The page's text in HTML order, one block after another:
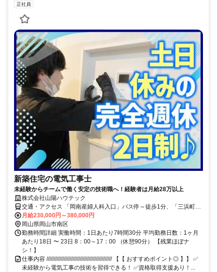
正社員
新築住宅の電気工事士
未経験からチームで働く安定の技術職へ！経験者は月給28万以上
株式会社山陽ハウテック
交通・アクセス 「岡南産婦人科入口」バス停～徒歩1分、「三浜町」
バス停～徒歩1分 ※車・バイク通勤OK！
月給230,000円～380,000円
岡山県岡山市南区
勤務時間詳細 実働時間：1日あたり7時間30分 平均勤務日数：1ヶ月
あたり18日 〜 23日 8：00～17：00 （休憩90分） 【残業ほぼナ
シ！】
仕事内容 ///////////////////////////////////////////// 【【 おすすめポイント◎ 】】 ✅
未経験から電気工事の技術を習得できる！ ✅資格取得支援あり！...